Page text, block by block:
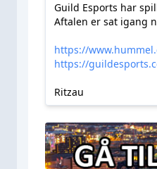
Guild Esports har
Aftalen er sat igang
https://
https://
Ritzau